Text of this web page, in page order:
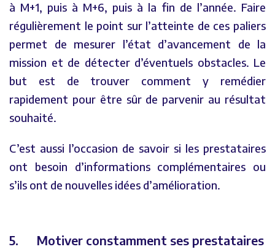
à M+1, puis à M+6, puis à la fin de l’année. Faire
régulièrement le point sur l’atteinte de ces paliers
permet de mesurer l’état d’avancement de la
mission et de détecter d’éventuels obstacles. Le
but est de trouver comment y remédier
rapidement pour être sûr de parvenir au résultat
souhaité.
C’est aussi l’occasion de savoir si les prestataires
ont besoin d’informations complémentaires ou
s’ils ont de nouvelles idées d’amélioration.
5. Motiver constamment ses prestataires